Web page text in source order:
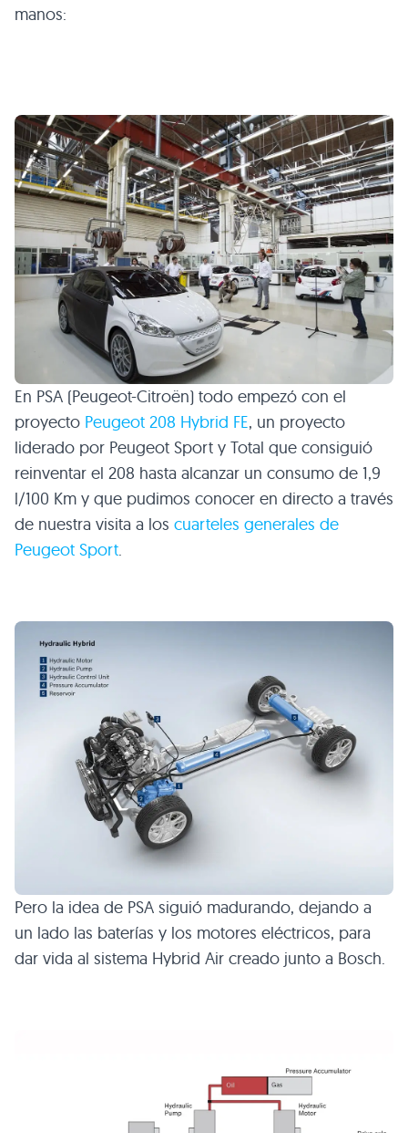
manos:
En PSA (Peugeot-Citroën) todo empezó con el
proyecto Peugeot 208 Hybrid FE, un proyecto
liderado por Peugeot Sport y Total que consiguió
reinventar el 208 hasta alcanzar un consumo de 1,9
l/100 Km y que pudimos conocer en directo a través
de nuestra visita a los cuarteles generales de
Peugeot Sport
Pero la idea de PSA siguió madurando, dejando a
un lado las baterías y los motores eléctricos, para
dar vida al sistema Hybrid Air creado junto a Bosch.